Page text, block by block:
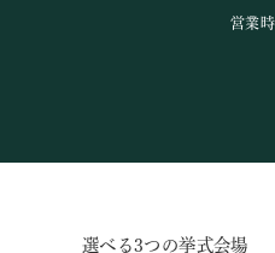
営業
選べる3つの挙式会場